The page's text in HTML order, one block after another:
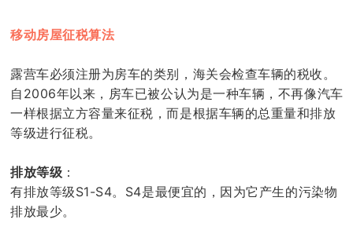
移动房屋征税算法
露营车必须注册为房车的类别，海关会检查车辆的税收。
自2006年以来，房车已被公认为是一种车辆，不再像汽车
一样根据立方容量来征税，而是根据车辆的总重量和排放
等级进行征税。
排放等级 ：
有排放等级S1-S4。S4是最便宜的，因为它产生的污染物
排放最少。